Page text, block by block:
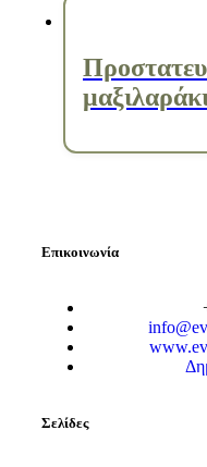
Επικοινωνία
Σελίδες